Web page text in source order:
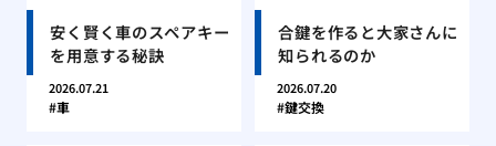
安く賢く車のスペアキー
を用意する秘訣
2026.07.21
車
合鍵を作ると大家さんに
知られるのか
2026.07.20
鍵交換